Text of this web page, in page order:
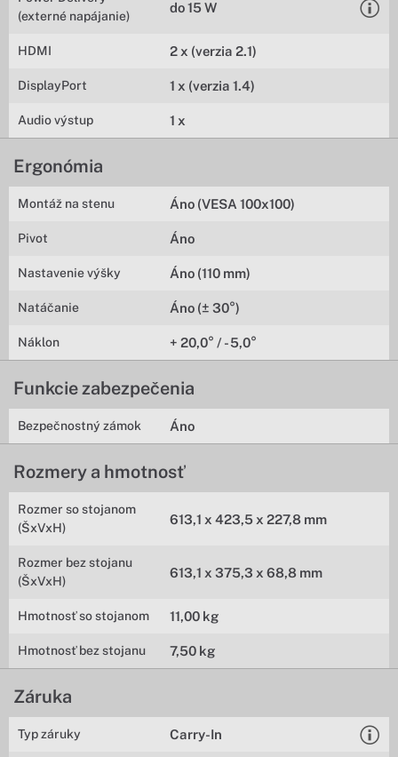
(externé napájanie)
do 15 W
HDMI 2 x (verzia 2.1)
DisplayPort 1 x (verzia 1.4)
Audio výstup 1 x
Ergonómia
Montáž na stenu Áno (VESA 100x100)
Pivot Áno
Nastavenie výšky Áno (110 mm)
Natáčanie Áno (± 30°)
Náklon + 20,0° / - 5,0°
Funkcie zabezpečenia
Bezpečnostný zámok Áno
Rozmery a hmotnosť
Rozmer so stojanom
(ŠxVxH)
613,1 x 423,5 x 227,8 mm
Rozmer bez stojanu
(ŠxVxH)
613,1 x 375,3 x 68,8 mm
Hmotnosť so stojanom 11,00 kg
Hmotnosť bez stojanu 7,50 kg
Záruka
Typ záruky Carry-In